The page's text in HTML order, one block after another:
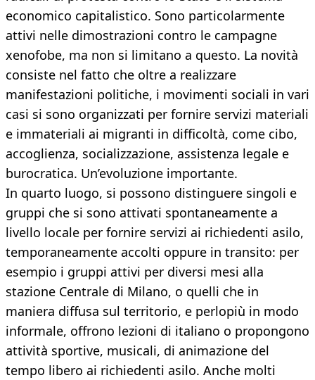
economico capitalistico. Sono particolarmente
attivi nelle dimostrazioni contro le campagne
xenofobe, ma non si limitano a questo. La novità
consiste nel fatto che oltre a realizzare
manifestazioni politiche, i movimenti sociali in vari
casi si sono organizzati per fornire servizi materiali
e immateriali ai migranti in difficoltà, come cibo,
accoglienza, socializzazione, assistenza legale e
burocratica. Un’evoluzione importante.
In quarto luogo, si possono distinguere singoli e
gruppi che si sono attivati spontaneamente a
livello locale per fornire servizi ai richiedenti asilo,
temporaneamente accolti oppure in transito: per
esempio i gruppi attivi per diversi mesi alla
stazione Centrale di Milano, o quelli che in
maniera diffusa sul territorio, e perlopiù in modo
informale, offrono lezioni di italiano o propongono
attività sportive, musicali, di animazione del
tempo libero ai richiedenti asilo. Anche molti